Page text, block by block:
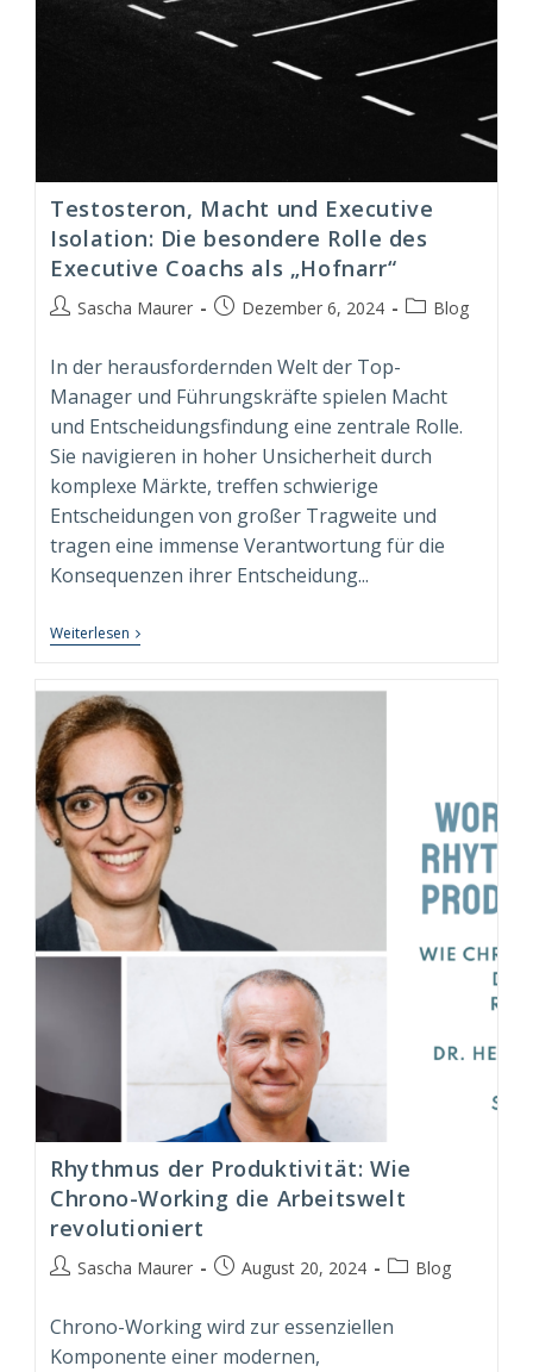
Testosteron, Macht und Executive
Isolation: Die besondere Rolle des
Executive Coachs als „Hofnarr“
Beitrags-
Sascha Maurer
BeitragDezember 6, 2024
Beitrags-
Blog
In der herausfordernden Welt der Top-
Manager und Führungskräfte spielen Macht
und Entscheidungsfindung eine zentrale Rolle.
Sie navigieren in hoher Unsicherheit durch
komplexe Märkte, treffen schwierige
Entscheidungen von großer Tragweite und
tragen eine immense Verantwortung für die
Konsequenzen ihrer Entscheidung...
Weiterlesen Testosteron,
Macht
Executive
Isolation:
Die
Besondere
Rolle
Des
Executive
Coachs
Als
„Hofnarr“
Rhythmus der Produktivität: Wie
Chrono-Working die Arbeitswelt
revolutioniert
Beitrags-
Sascha Maurer
BeitragAugust 20, 2024
Beitrags-
Blog
Chrono-Working wird zur essenziellen
Komponente einer modernen,